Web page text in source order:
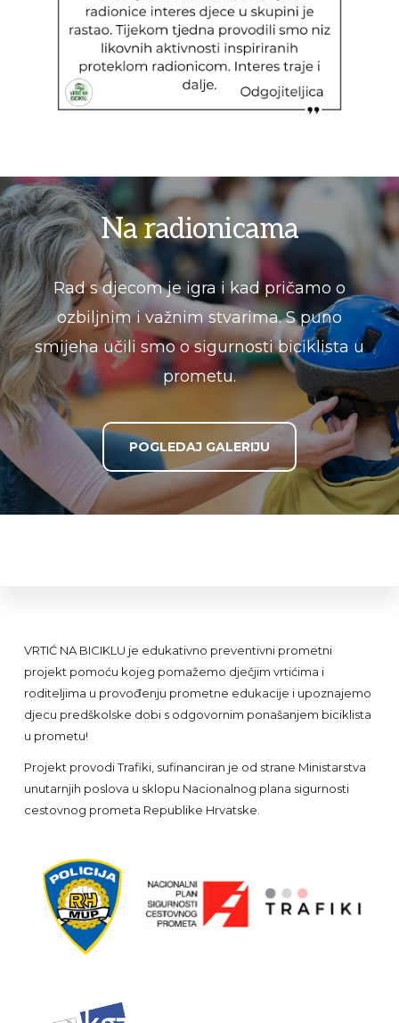
Na radionicama
Rad s djecom je igra i kad pričamo o
ozbiljnim i važnim stvarima. S puno
smijeha učili smo o sigurnosti biciklista u
prometu.
POGLEDAJ GALERIJU
Footer
VRTIĆ NA BICIKLU je edukativno preventivni prometni
projekt pomoću kojeg pomažemo dječjim vrtićima i
roditeljima u provođenju prometne edukacije i upoznajemo
djecu predškolske dobi s odgovornim ponašanjem biciklista
u prometu!
Projekt provodi Trafiki, sufinanciran je od strane Ministarstva
unutarnjih poslova u sklopu Nacionalnog plana sigurnosti
cestovnog prometa Republike Hrvatske.